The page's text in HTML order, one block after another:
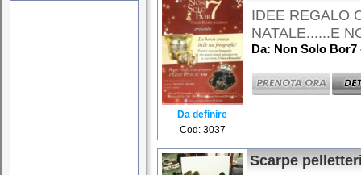
Da definire
Cod: 3037
IDEE REGALO
NATALE......E
Da: Non Solo
Scarpe